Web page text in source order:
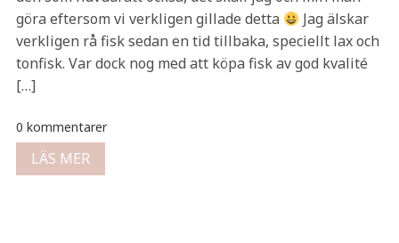
göra eftersom vi verkligen gillade detta
Jag älskar
verkligen rå fisk sedan en tid tillbaka, speciellt lax och
tonfisk. Var dock nog med att köpa fisk av god kvalité
[…]
0 kommentarer
LÄS MER